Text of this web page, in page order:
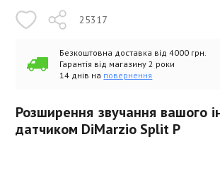
25317
Безкоштовна доставка від 4000 грн.
Гарантія від магазину 2 роки
14 днів на повернення
Розширення звучання вашого
датчиком DiMarzio Split P